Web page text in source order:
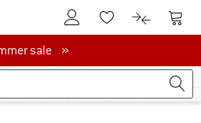
Al conto clienteAlla lista
Al Al
salesale »